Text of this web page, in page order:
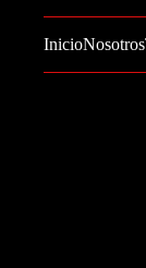
InicioNosotros
Política